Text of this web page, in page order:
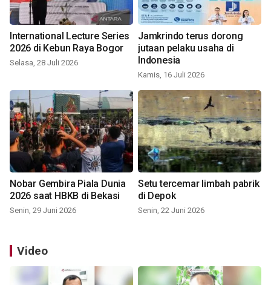
International Lecture Series
2026 di Kebun Raya Bogor
Selasa, 28 Juli 2026
Jamkrindo terus dorong
jutaan pelaku usaha di
Indonesia
Kamis, 16 Juli 2026
Nobar Gembira Piala Dunia
2026 saat HBKB di Bekasi
Senin, 29 Juni 2026
Setu tercemar limbah pabrik
di Depok
Senin, 22 Juni 2026
Video